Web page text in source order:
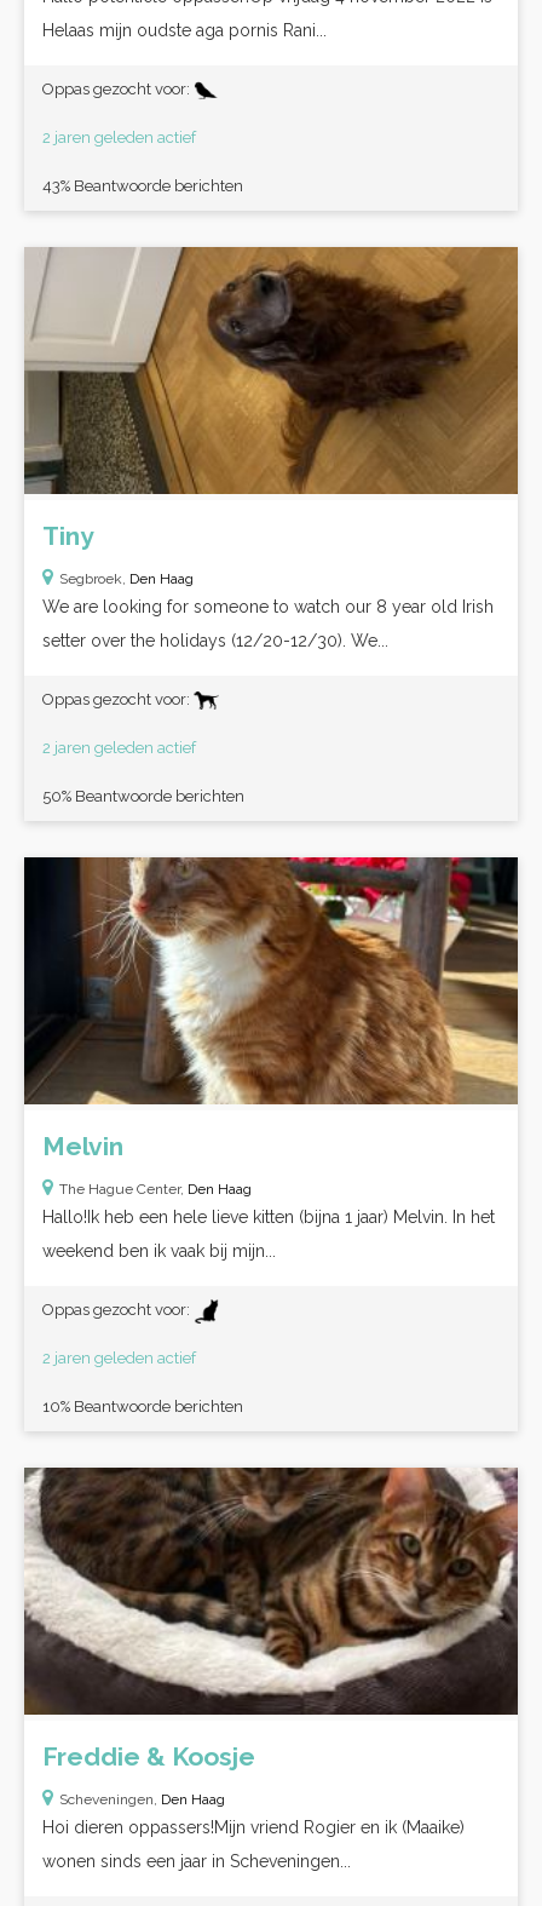
Helaas mijn oudste aga pornis Rani...
Oppas gezocht voor:
2 jaren geleden actief
43% Beantwoorde berichten
Tiny
Segbroek, Den Haag
We are looking for someone to watch our 8 year old Irish
setter over the holidays (12/20-12/30). We...
Oppas gezocht voor:
2 jaren geleden actief
50% Beantwoorde berichten
Melvin
The Hague Center, Den Haag
Hallo!Ik heb een hele lieve kitten (bijna 1 jaar) Melvin. In het
weekend ben ik vaak bij mijn...
Oppas gezocht voor:
2 jaren geleden actief
10% Beantwoorde berichten
Freddie & Koosje
Scheveningen, Den Haag
Hoi dieren oppassers!Mijn vriend Rogier en ik (Maaike)
wonen sinds een jaar in Scheveningen...